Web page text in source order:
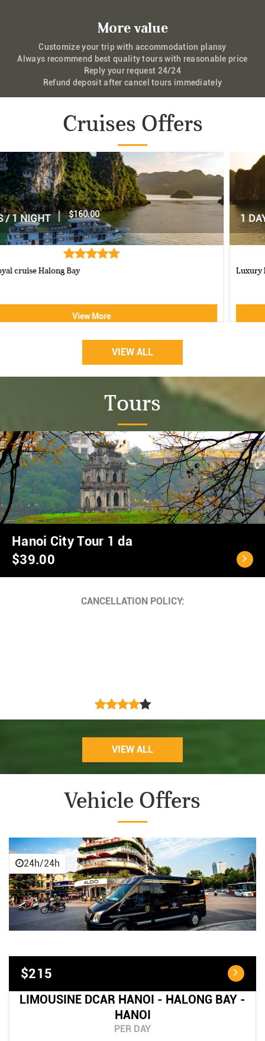
More value
Customize your trip with accommodation plansy
Always recommend best quality tours with reasonable price
Reply your request 24/24
Refund deposit after cancel tours immediately
Cruises Offers
1 DAY | $70.00
Luxury Halong Sen Day Cruise
VIEW ALL
Tours
Ho Chi Minh City - C
$40.00
Cancellation Policy
VIEW ALL
Vehicle Offers
24h/24h
$215
LIMOUSINE DCAR HANOI - HALONG BAY -
HANOI
PER DAY